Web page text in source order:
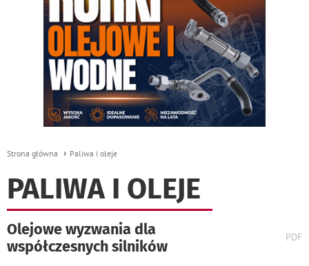
Strona główna Paliwa i oleje
PALIWA I OLEJE
Olejowe wyzwania dla
współczesnych silników
PDF